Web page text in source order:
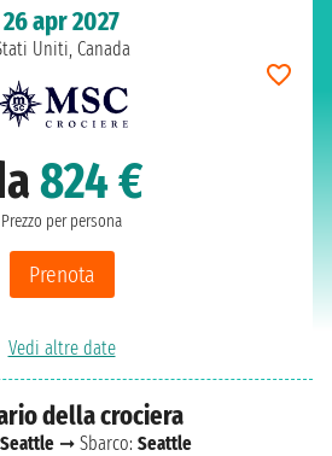
26 apr 2027
Uniti, Canada
824 €
Prezzo per persona
Prenota
Vedi altre date
della crociera
Seattle➞ Sbarco: Seattle